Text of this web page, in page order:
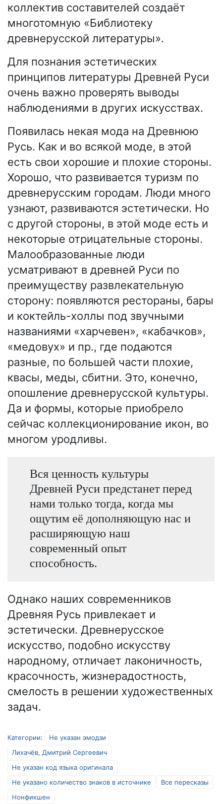
коллектив составителей создаёт
многотомную «Библиотеку
древнерусской литературы».
Для познания эстетических
принципов литературы Древней Руси
очень важно проверять выводы
наблюдениями в других искусствах.
Появилась некая мода на Древнюю
Русь. Как и во всякой моде, в этой
есть свои хорошие и плохие стороны.
Хорошо, что развивается туризм по
древнерусским городам. Люди много
узнают, развиваются эстетически. Но
с другой стороны, в этой моде есть и
некоторые отрицательные стороны.
Малообразованные люди
усматривают в древней Руси по
преимуществу развлекательную
сторону: появляются рестораны, бары
и коктейль-холлы под звучными
названиями «харчевен», «кабачков»,
«медовух» и пр., где подаются
разные, по большей части плохие,
квасы, меды, сбитни. Это, конечно,
опошление древнерусской культуры.
Да и формы, которые приобрело
сейчас коллекционирование икон, во
многом уродливы.
Вся ценность культуры
Древней Руси предстанет перед
нами только тогда, когда мы
ощутим её дополняющую нас и
расширяющую наш
современный опыт
способность.
Однако наших современников
Древняя Русь привлекает и
эстетически. Древнерусское
искусство, подобно искусству
народному, отличает лаконичность,
красочность, жизнерадостность,
смелость в решении художественных
задач.
Категории:
Не указан эмодзи
Лихачёв, Дмитрий Сергеевич
Не указан код языка оригинала
Не указано количество знаков в источнике
Все пересказы
Нонфикшен